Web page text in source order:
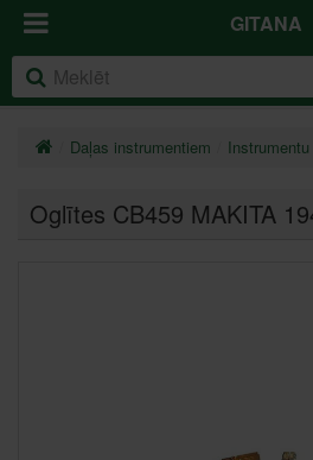
GITANA
Daļas instrumentiem
Oglītes CB459 MAKITA